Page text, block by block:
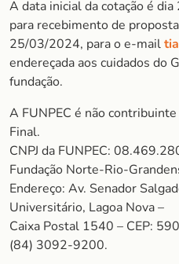
A data inicial da cotação é
para recebimento de
25/03/2024, para o e-mail
endereçada aos cuidados do
fundação.
A FUNPEC é não
Final.
CNPJ da FUNPEC:
Fundação Norte-Rio-
Endereço: Av. Senador
Universitário, Lagoa Nova –
Caixa Postal 1540 – CEP:
(84) 3092-9200.